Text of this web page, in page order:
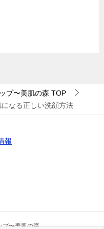
プ〜美肌の森 TOP
なる正しい洗顔方法
報
プ〜美肌の森